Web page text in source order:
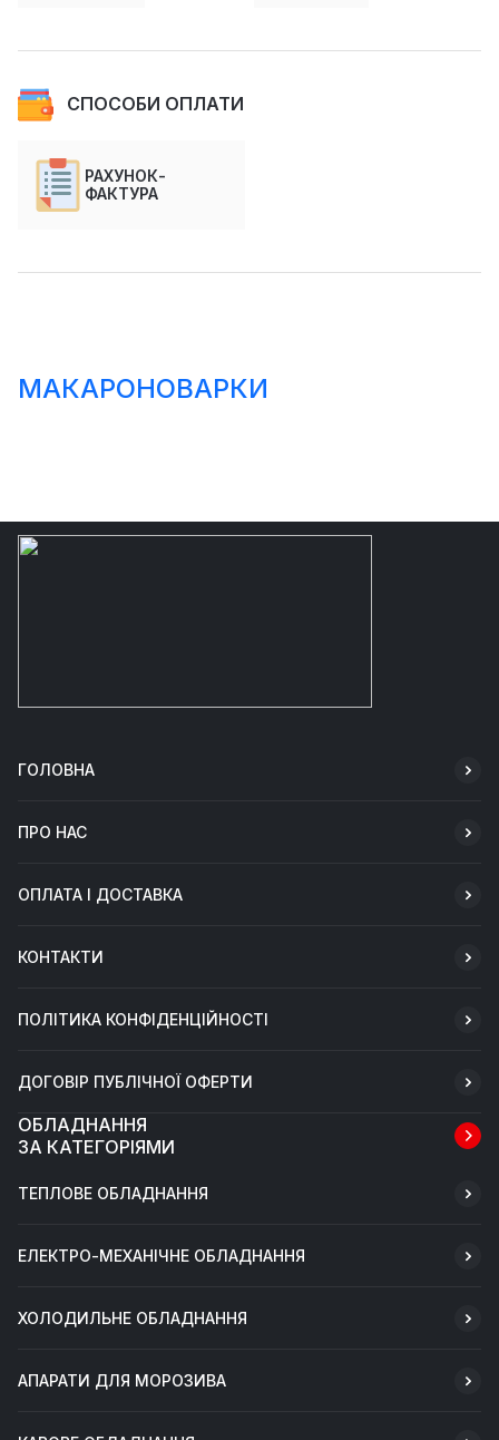
СПОСОБИ ОПЛАТИ
РАХУНОК-
ФАКТУРА
МАКАРОНОВАРКИ
ГОЛОВНА
ПРО НАС
ОПЛАТА І ДОСТАВКА
КОНТАКТИ
ПОЛІТИКА КОНФІДЕНЦІЙНОСТІ
ДОГОВІР ПУБЛІЧНОЇ ОФЕРТИ
ОБЛАДНАННЯ
ЗА КАТЕГОРІЯМИ
ТЕПЛОВЕ ОБЛАДНАННЯ
ЕЛЕКТРО-МЕХАНІЧНЕ ОБЛАДНАННЯ
ХОЛОДИЛЬНЕ ОБЛАДНАННЯ
АПАРАТИ ДЛЯ МОРОЗИВА